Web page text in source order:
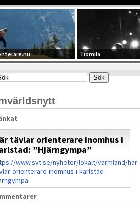
Tiomila
tävlar orienterare inomhus i
”Hjärngympa”
www.svt.se/nyheter/lokalt/varmland/har-
orienterare-inomhus-i-karlstad-